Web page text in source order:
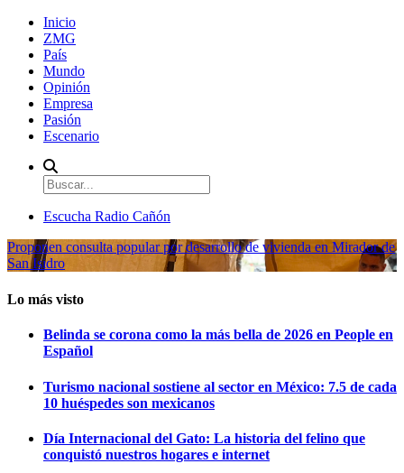
Inicio
ZMG
País
Mundo
Opinión
Empresa
Pasión
Escenario
Escucha Radio Cañón
Proponen consulta popular por desarrollo de vivienda en Mirador de
San Isidro
Lo más visto
Belinda se corona como la más bella de 2026 en People en
Español
Turismo nacional sostiene al sector en México: 7.5 de cada
10 huéspedes son mexicanos
Día Internacional del Gato: La historia del felino que
conquistó nuestros hogares e internet